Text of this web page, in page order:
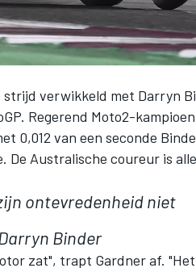
strijd verwikkeld met Darryn
Regerend Moto2-
0,012 van een seconde
Australische coureur is
ontevredenheid niet
Binder
zat", trapt Gardner af.